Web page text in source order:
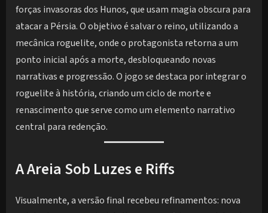
forças invasoras dos Hunos, que usam magia obscura para
atacar a Pérsia. O objetivo é salvar o reino, utilizando a
mecânica roguelite, onde o protagonista retorna a um
ponto inicial após a morte, desbloqueando novas
narrativas e progressão. O jogo se destaca por integrar o
roguelite à história, criando um ciclo de morte e
renascimento que serve como um elemento narrativo
central para redenção.
A Areia Sob Luzes e Riffs
Visualmente, a versão final recebeu refinamentos: nova